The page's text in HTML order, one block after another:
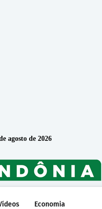
agosto de 2026
Economia